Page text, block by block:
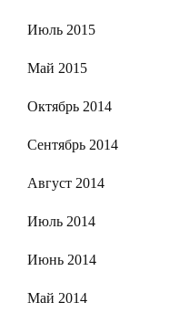
Июль 2015
Май 2015
Октябрь 2014
Сентябрь 2014
Август 2014
Июль 2014
Июнь 2014
Май 2014